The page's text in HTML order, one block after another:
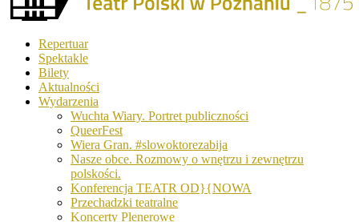
Teatr
Polski
Poznaniu
Repertuar
Spektakle
Bilety
Aktualności
Wydarzenia
Wuchta Wiary. Portret publiczności
QueerFest
Wiera Gran. #slowoktorezabija
Nasze obce. Rozmowy o wnętrzu i zewnętrzu
polskości.
Konferencja TEATR OD}{NOWA
Przechadzki teatralne
Koncerty Plenerowe